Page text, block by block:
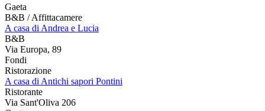
Gaeta
B&B / Affittacamere
A casa di Andrea e Lucia
B&B
Via Europa, 89
Fondi
Ristorazione
A casa di Antichi sapori Pontini
Ristorante
Via Sant'Oliva 206